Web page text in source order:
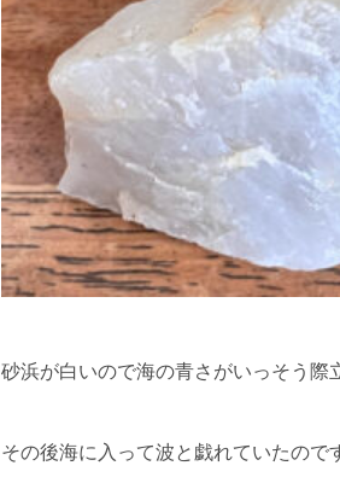
砂浜が白いので海の青さがいっそう際
その後海に入って波と戯れていたの